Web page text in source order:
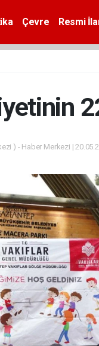
Çevre Resmi
) - Haber Merkezi |